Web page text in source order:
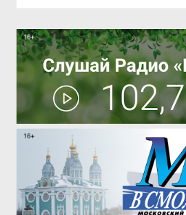
5 августа. События дня